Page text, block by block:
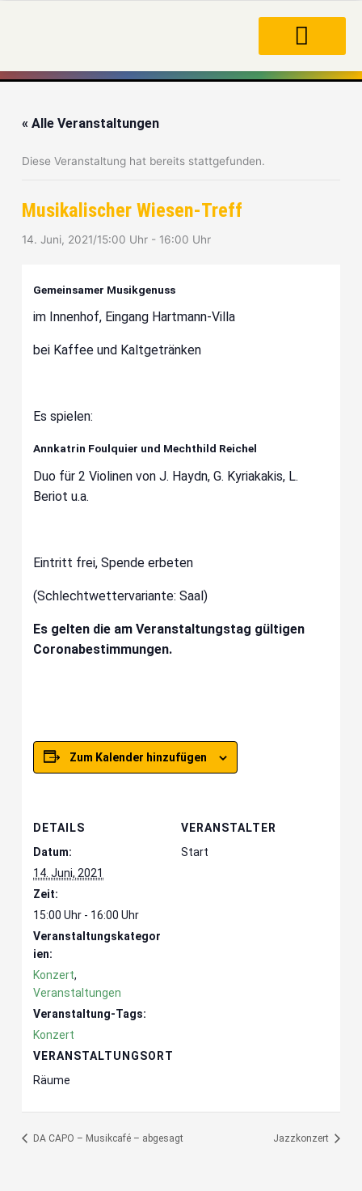
« Alle Veranstaltungen
Diese Veranstaltung hat bereits stattgefunden.
Musikalischer Wiesen-Treff
14. Juni, 2021/15:00 Uhr - 16:00 Uhr
Gemeinsamer Musikgenuss
im Innenhof, Eingang Hartmann-Villa
bei Kaffee und Kaltgetränken
Es spielen:
Annkatrin Foulquier und Mechthild Reichel
Duo für 2 Violinen von J. Haydn, G. Kyriakakis, L.
Beriot u.a.
Eintritt frei, Spende erbeten
(Schlechtwettervariante: Saal)
Es gelten die am Veranstaltungstag gültigen
Coronabestimmungen.
Zum Kalender hinzufügen
DETAILS
Datum:
14. Juni, 2021
Zeit:
15:00 Uhr - 16:00 Uhr
Veranstaltungskategor
ien:
Konzert,
Veranstaltungen
Veranstaltung-Tags:
Konzert
VERANSTALTUNGSORT
Räume
VERANSTALTER
Start
DA CAPO – Musikcafé – abgesagt Jazzkonzert